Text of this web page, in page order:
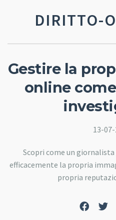
DIRITTO-
Gestire la
online
13-
Scopri come un
efficacemente la propria
propria